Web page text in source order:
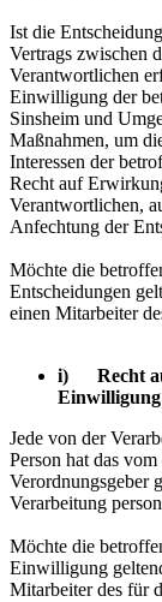
Ist die
Vertrags zwischen
Verantwortlichen
Einwilligung der
Sinsheim und
Maßnahmen, um
Interessen der
Recht auf
Verantwortlichen,
Anfechtung der
Möchte die
Entscheidungen
einen Mitarbeiter
i) Recht
Einwilligung
Jede von der
Person hat das
Verordnungsgeber
Verarbeitung
Möchte die
Einwilligung
Mitarbeiter des für